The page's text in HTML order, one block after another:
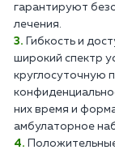
гарантируют
лечения.
Гибкость и
широкий спектр
круглосуточную
них время и
амбулаторное